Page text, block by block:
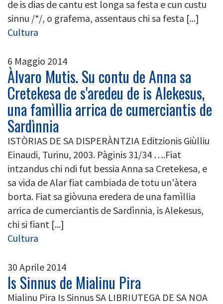
de is dias de cantu est longa sa festa e cun custu
sinnu /*/, o grafema, assentaus chi sa festa [...]
Cultura
6 Maggio 2014
Àlvaro Mutis. Su contu de Anna sa
Cretekesa de s'aredeu de is Alekesus,
una famìllia arrica de cumerciantis de
Sardìnnia
ISTÒRIAS DE SA DISPERÀNTZIA Editzionis Giùlliu
Einaudi, Turinu, 2003. Pàginis 31/34 ….Fiat
intzandus chi ndi fut bessia Anna sa Cretekesa, e
sa vida de Alar fiat cambiada de totu un'àtera
borta. Fiat sa giòvuna eredera de una famìllia
arrica de cumerciantis de Sardìnnia, is Alekesus,
chi si fiant [...]
Cultura
30 Aprile 2014
Is Sinnus de Mialinu Pira
Mialinu Pira Is Sinnus SA LIBRIUTEGA DE SA NOA